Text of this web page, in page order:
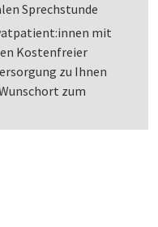
Sprechstunde
mit
Kostenfreier
zu Ihnen
zum